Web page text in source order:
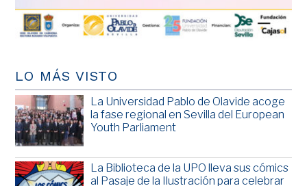
LO MÁS VISTO
La Universidad Pablo de Olavide acoge
la fase regional en Sevilla del European
Youth Parliament
La Biblioteca de la UPO lleva sus cómics
al Pasaje de la Ilustración para celebrar